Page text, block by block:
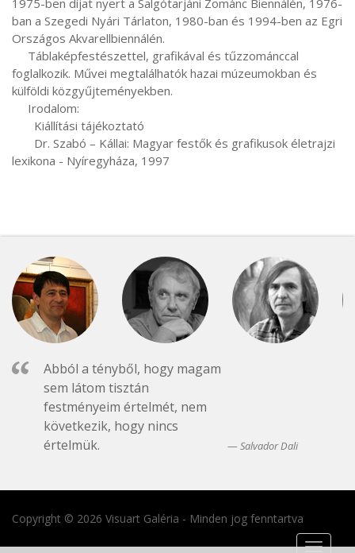
1975-ben díjat nyert a Salgótarjáni Zománc Biennálén, 1976-
ban a Szegedi Nyári Tárlaton, 1980-ban és 1994-ben az Egri
Országos Akvarellbiennálén.
foglalkozik. Művei megtalálhatók hazai múzeumokban és
külföldi közgyűjteményekben.
lexikona - Nyíregyháza, 1997
Abból a tényből, hogy magam
sem látom tisztán
festményeim értelmét, nem
következik, hogy nincs
értelmük.
Salvador Dali
Copyright © 2026 Visuart Galéria - Minden jog fenntartva
Toggle